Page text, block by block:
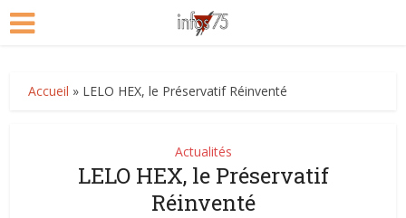
Accueil » LELO HEX, le Préservatif Réinventé
Actualités
LELO HEX, le Préservatif
Réinventé